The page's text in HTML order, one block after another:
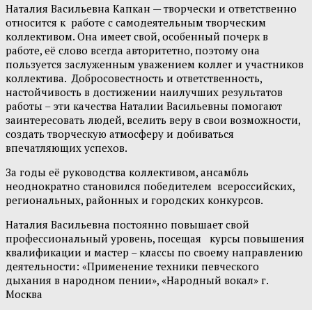
Наталия Васильевна Капкан — творчески и ответственно
относится к работе с самодеятельным творческим
коллективом. Она имеет свой, особенный почерк в
работе, её слово всегда авторитетно, поэтому она
пользуется заслуженным уважением коллег и участников
коллектива. Добросовестность и ответственность,
настойчивость в достижении наилучших результатов
работы – эти качества Наталии Васильевны помогают
заинтересовать людей, вселить веру в свои возможности,
создать творческую атмосферу и добиваться
впечатляющих успехов.
За годы её руководства коллективом, ансамбль
неоднократно становился победителем всероссийских,
региональных, районных и городских конкурсов.
Наталия Васильевна постоянно повышает свой
профессиональный уровень, посещая курсы повышения
квалификации и мастер – классы по своему направлению
деятельности: «Применение техники певческого
дыхания в народном пении», «Народный вокал» г.
Москва